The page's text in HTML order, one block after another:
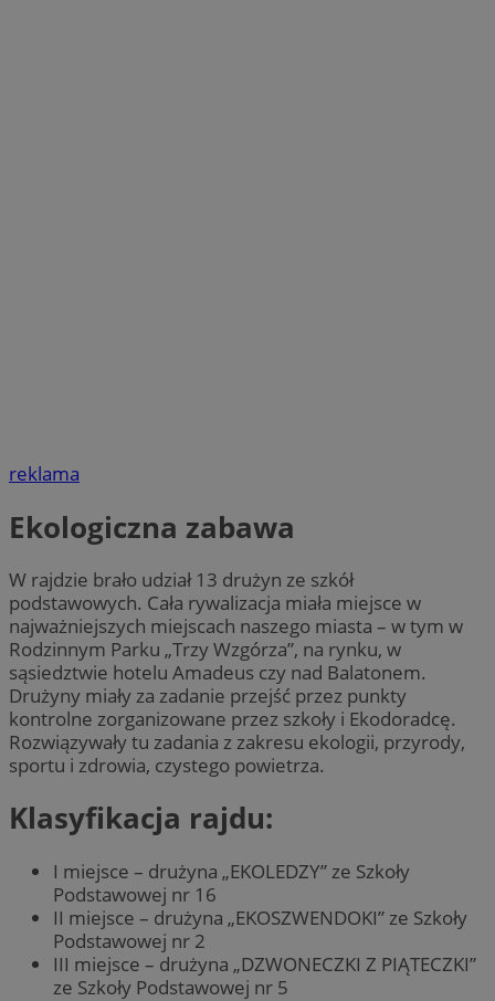
reklama
Ekologiczna zabawa
W rajdzie brało udział 13 drużyn ze szkół
podstawowych. Cała rywalizacja miała miejsce w
najważniejszych miejscach naszego miasta – w tym w
Rodzinnym Parku „Trzy Wzgórza”, na rynku, w
sąsiedztwie hotelu Amadeus czy nad Balatonem.
Drużyny miały za zadanie przejść przez punkty
kontrolne zorganizowane przez szkoły i Ekodoradcę.
Rozwiązywały tu zadania z zakresu ekologii, przyrody,
sportu i zdrowia, czystego powietrza.
Klasyfikacja rajdu:
I miejsce – drużyna „EKOLEDZY” ze Szkoły
Podstawowej nr 16
II miejsce – drużyna „EKOSZWENDOKI” ze Szkoły
Podstawowej nr 2
III miejsce – drużyna „DZWONECZKI Z PIĄTECZKI”
ze Szkoły Podstawowej nr 5